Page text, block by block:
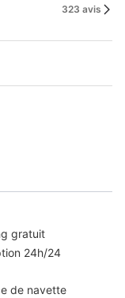
323 avis
gratuit
24h/24
de navette